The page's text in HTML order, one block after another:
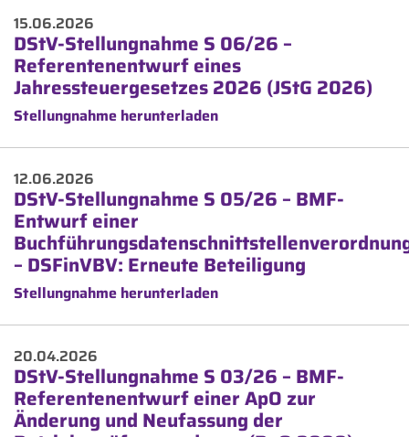
15.06.2026
DStV-Stellungnahme S 06/26 –
Referentenentwurf eines
Jahressteuergesetzes 2026 (JStG 2026)
Stellungnahme herunterladen
12.06.2026
DStV-Stellungnahme S 05/26 – BMF-
Entwurf einer
– DSFinVBV: Erneute Beteiligung
Stellungnahme herunterladen
20.04.2026
DStV-Stellungnahme S 03/26 – BMF-
Referentenentwurf einer ApO zur
Änderung und Neufassung der